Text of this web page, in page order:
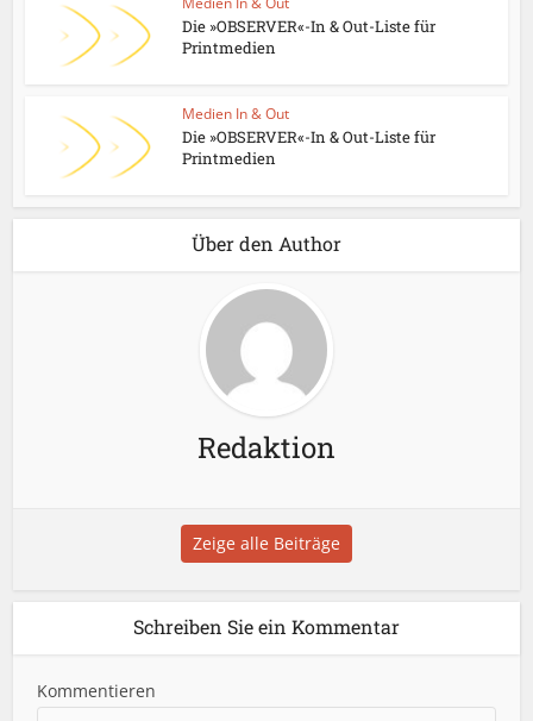
Die »OBSERVER«-In & Out-Liste für
Printmedien
Medien In & Out
Die »OBSERVER«-In & Out-Liste für
Printmedien
Über den Author
Redaktion
Zeige alle Beiträge
Schreiben Sie ein Kommentar
Kommentieren